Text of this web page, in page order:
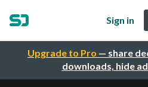
Upgrade to Pro — share
downloads, hide
Sign in